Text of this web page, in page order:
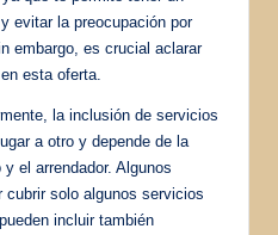
evitar la preocupación por
embargo, es crucial aclarar
esta oferta.
la inclusión de servicios
a otro y depende de la
el arrendador. Algunos
cubrir solo algunos servicios
incluir también